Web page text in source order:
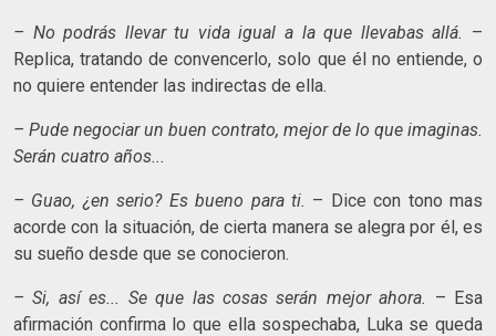
– No podrás llevar tu vida igual a la que llevabas allá. –
Replica, tratando de convencerlo, solo que él no entiende, o
no quiere entender las indirectas de ella.
– Pude negociar un buen contrato, mejor de lo que imaginas.
Serán cuatro años...
– Guao, ¿en serio? Es bueno para ti. – Dice con tono mas
acorde con la situación, de cierta manera se alegra por él, es
su sueño desde que se conocieron.
– Si, así es... Se que las cosas serán mejor ahora. – Esa
afirmación confirma lo que ella sospechaba, Luka se queda